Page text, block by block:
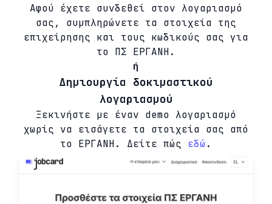
Αφού έχετε συνδεθεί στον λογαριασμό
σας, συμπληρώνετε τα στοιχεία της
επιχείρησης και τους κωδικούς σας για
το ΠΣ ΕΡΓΑΝΗ.
ή
Δημιουργία δοκιμαστικού
λογαριασμού
Ξεκινήστε με έναν demo λογαριασμό
χωρίς να εισάγετε τα στοιχεία σας από
το ΕΡΓΑΝΗ. Δείτε πώς εδώ .